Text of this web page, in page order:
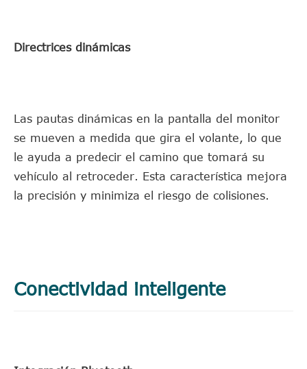
Directrices dinámicas
Las pautas dinámicas en la pantalla del monitor
se mueven a medida que gira el volante, lo que
le ayuda a predecir el camino que tomará su
vehículo al retroceder. Esta característica mejora
la precisión y minimiza el riesgo de colisiones.
Conectividad inteligente